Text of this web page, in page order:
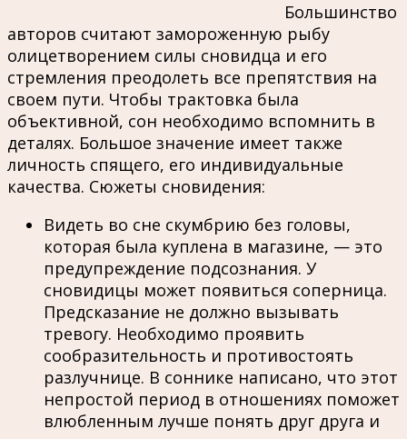
Большинство
авторов считают замороженную рыбу
олицетворением силы сновидца и его
стремления преодолеть все препятствия на
своем пути. Чтобы трактовка была
объективной, сон необходимо вспомнить в
деталях. Большое значение имеет также
личность спящего, его индивидуальные
качества. Сюжеты сновидения:
Видеть во сне скумбрию без головы,
которая была куплена в магазине, — это
предупреждение подсознания. У
сновидицы может появиться соперница.
Предсказание не должно вызывать
тревогу. Необходимо проявить
сообразительность и противостоять
разлучнице. В соннике написано, что этот
непростой период в отношениях поможет
влюбленным лучше понять друг друга и